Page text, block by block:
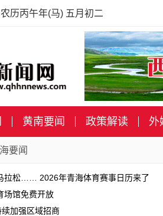
历丙午年(马) 五月初二
黄南要闻 政策解读 外
要闻
拉松…… 2026年青海体育赛事日历来了
场馆免费开放
加强区域招商